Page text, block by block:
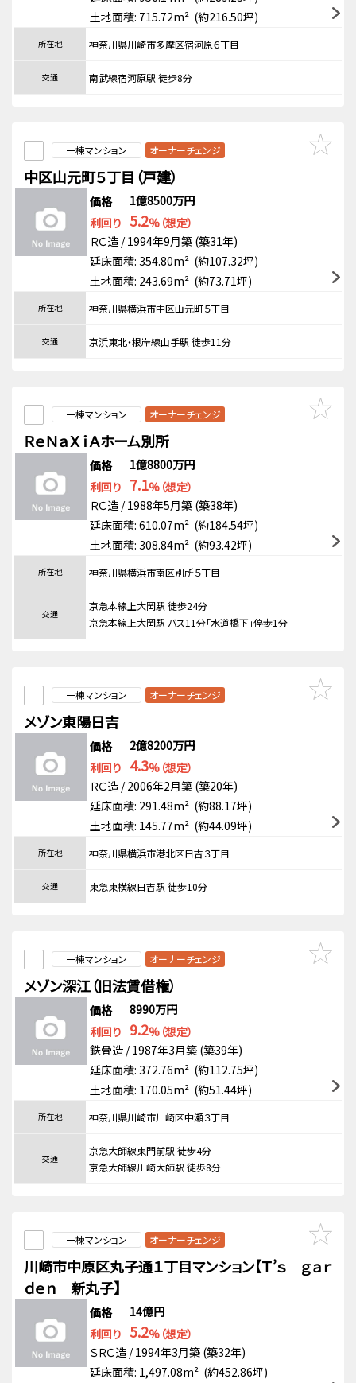
土地面積: 715.72m² (約216.50坪)
所在地 神奈川県川崎市多摩区宿河原６丁目
交通 南武線宿河原駅 徒歩8分
一棟マンション オーナーチェンジ
中区山元町５丁目（戸建）
価格
1億8500万円
利回り 5.2%（想定）
ＲＣ造 / 1994年9月築 (築31年)
延床面積: 354.80m² (約107.32坪)
土地面積: 243.69m² (約73.71坪)
所在地 神奈川県横浜市中区山元町５丁目
交通 京浜東北・根岸線山手駅 徒歩11分
一棟マンション オーナーチェンジ
ＲｅＮａＸｉＡホーム別所
価格
1億8800万円
利回り 7.1%（想定）
ＲＣ造 / 1988年5月築 (築38年)
延床面積: 610.07m² (約184.54坪)
土地面積: 308.84m² (約93.42坪)
所在地 神奈川県横浜市南区別所５丁目
交通
京急本線上大岡駅 徒歩24分
京急本線上大岡駅 バス11分「水道橋下」停歩1分
一棟マンション オーナーチェンジ
メゾン東陽日吉
価格
2億8200万円
利回り 4.3%（想定）
ＲＣ造 / 2006年2月築 (築20年)
延床面積: 291.48m² (約88.17坪)
土地面積: 145.77m² (約44.09坪)
所在地 神奈川県横浜市港北区日吉３丁目
交通 東急東横線日吉駅 徒歩10分
一棟マンション オーナーチェンジ
メゾン深江（旧法賃借権）
価格
8990万円
利回り 9.2%（想定）
鉄骨造 / 1987年3月築 (築39年)
延床面積: 372.76m² (約112.75坪)
土地面積: 170.05m² (約51.44坪)
所在地 神奈川県川崎市川崎区中瀬３丁目
交通
京急大師線東門前駅 徒歩4分
京急大師線川崎大師駅 徒歩8分
一棟マンション オーナーチェンジ
川崎市中原区丸子通１丁目マンション【Ｔ’ｓ ｇａｒ
ｄｅｎ 新丸子】
価格
14億円
利回り 5.2%（想定）
ＳＲＣ造 / 1994年3月築 (築32年)
延床面積: 1,497.08m² (約452.86坪)